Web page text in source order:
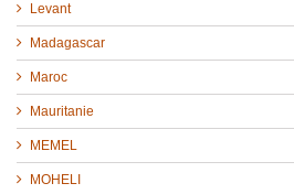
Levant
Madagascar
Maroc
Mauritanie
MEMEL
MOHELI